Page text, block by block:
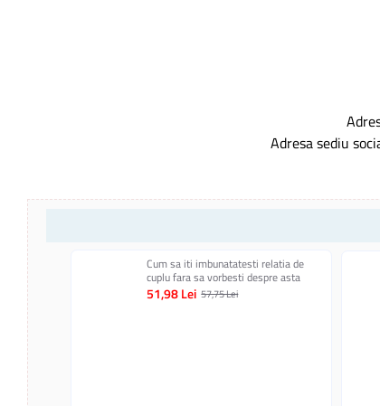
Adresa sediu
Cum sa iti imbunatatesti relatia de
cuplu fara sa vorbesti despre asta
51,98 Lei 57,75 Lei